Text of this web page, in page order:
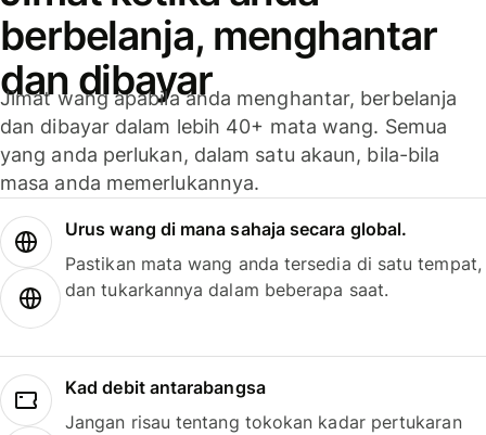
berbelanja, menghantar
dan dibayar
Jimat wang apabila anda menghantar, berbelanja
dan dibayar dalam lebih 40+ mata wang. Semua
yang anda perlukan, dalam satu akaun, bila-bila
masa anda memerlukannya.
Urus wang di mana sahaja secara global.
Pastikan mata wang anda tersedia di satu tempat,
dan tukarkannya dalam beberapa saat.
Kad debit antarabangsa
Jangan risau tentang tokokan kadar pertukaran